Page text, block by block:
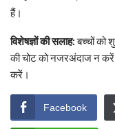
हैं।
विशेषज्ञों की सलाह:बच्चों को
की चोट को नजरअंदाज न करें
करें।
Facebook